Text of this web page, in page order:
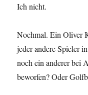
Ich nicht.
Nochmal. Ein Oliver
jeder andere Spieler
noch ein anderer bei
beworfen? Oder